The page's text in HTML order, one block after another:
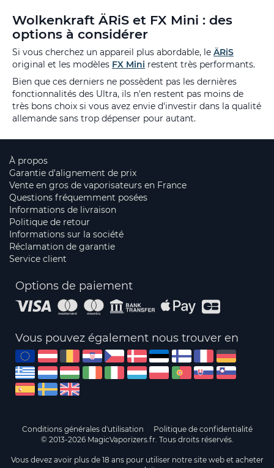
Wolkenkraft ÄRiS et FX Mini : des
options à considérer
Si vous cherchez un appareil plus abordable, le ÄRiS
original et les modèles FX Mini restent très performants.
Bien que ces derniers ne possèdent pas les dernières
fonctionnalités des Ultra, ils n'en restent pas moins de
très bons choix si vous avez envie d'investir dans la qualité
allemande sans trop dépenser pour autant.
À propos
Garantie d'alignement de prix
Vente en gros de vaporisateurs en France
Questions fréquemment posées
Informations de livraison
Politique de retour
Informations sur la société
Réclamation de garantie
Service client
Options de paiement
Vous pouvez également nous trouver en
Conditions générales d'utilisation
Politique de confidentialité
© 2013-2026 MagicVaporizers.fr. Tous droits réservés.
Vous devez avoir plus de 18 ans pour utiliser notre site web et acheter